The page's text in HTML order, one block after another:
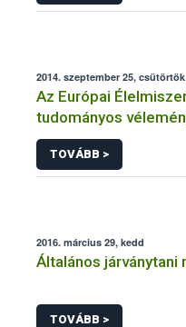
2014. szeptember 25, csütörtök
Az Európai
tudományos
takarmányokban
kapcsolatban
TOVÁBB >
2016. március 29, kedd
Általános járványtani
TOVÁBB >